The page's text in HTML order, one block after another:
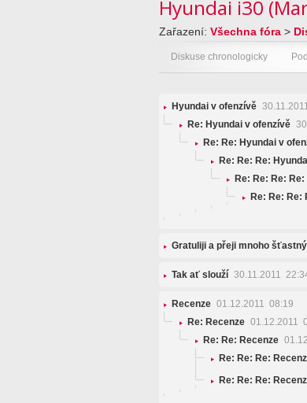
Hyundai i30
Zařazení: Všechna fóra >
Diskuse chronologicky
Hyundai v ofenzívě
Re: Hyundai v ofenzívě
Re: Re: Hyundai v
Re: Re: Re:
Re: Re: Re:
Re: Re: Re:
Gratuliji a přeji mnoho
Tak ať slouží 30.11.2011
Recenze 01.12.2011 08:19
Re: Recenze 01.12.2011
Re: Re: Recenze
Re: Re: Re:
Re: Re: Re: